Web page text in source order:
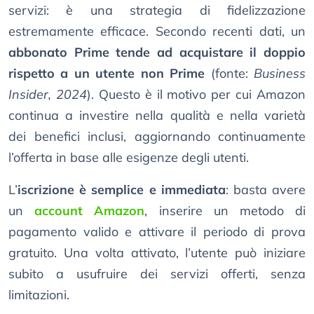
servizi: è una strategia di fidelizzazione
estremamente efficace. Secondo recenti dati, un
abbonato Prime tende ad acquistare il doppio
rispetto a un utente non Prime (fonte: Business
Insider, 2024). Questo è il motivo per cui Amazon
continua a investire nella qualità e nella varietà
dei benefici inclusi, aggiornando continuamente
l’offerta in base alle esigenze degli utenti.
L’iscrizione è semplice e immediata: basta avere
unaccount Amazon, inserire un metodo di
pagamento valido e attivare il periodo di prova
gratuito. Una volta attivato, l’utente può iniziare
subito a usufruire dei servizi offerti, senza
limitazioni.